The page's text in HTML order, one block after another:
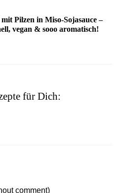
Pilzen in Miso-Sojasauce –
vegan & sooo aromatisch!
für Dich:
comment)